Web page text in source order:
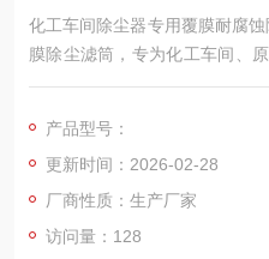
化工车间除尘器专用覆膜耐腐
膜除尘滤筒，专为化工车间、
等含酸碱、盐雾、腐蚀性粉尘
度高、运行稳定等特点，能适
产品型号：
更新时间：2026-02-28
厂商性质：生产厂家
访问量：128